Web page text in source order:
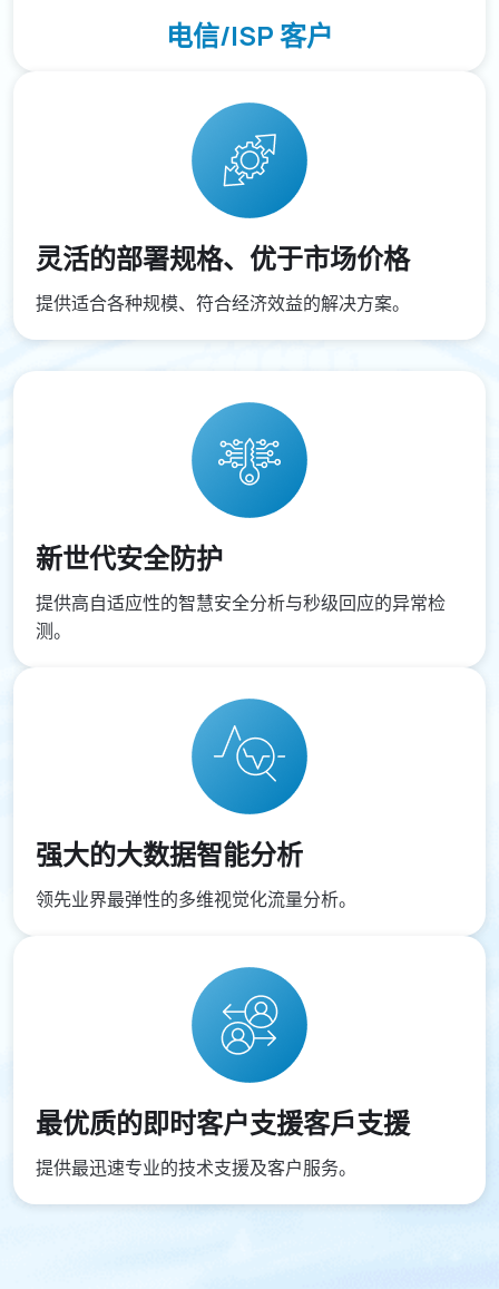
电信/ISP 客户
灵活的部署规格、优于市场价格
提供适合各种规模、符合经济效益的解决方案。
新世代安全防护
提供高自适应性的智慧安全分析与秒级回应的异常检
测。
强大的大数据智能分析
领先业界最弹性的多维视觉化流量分析。
最优质的即时客户支援客戶支援
提供最迅速专业的技术支援及客户服务。